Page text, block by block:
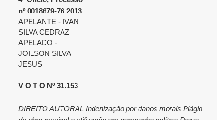
nº 0018679-76.2013
APELANTE - IVAN
SILVA CEDRAZ
APELADO -
JOILSON SILVA
JESUS
V O T O Nº 31.153
DIREITO AUTORAL Indenização por danos morais Plágio